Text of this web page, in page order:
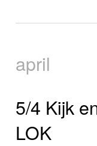
april
5/4 Kijk
LOK